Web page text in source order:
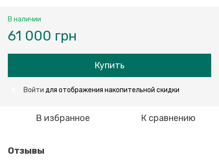
В наличии
61 000 грн
Купить
Войти для отображения накопительной скидки
В избранное К сравнению
Отзывы